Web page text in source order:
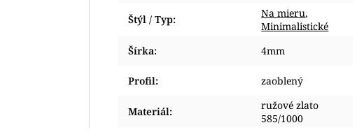
Štýl / Typ: Na mieru,
Minimalistické
Šírka: 4mm
Profil: zaoblený
Materiál:
ružové zlato
585/1000